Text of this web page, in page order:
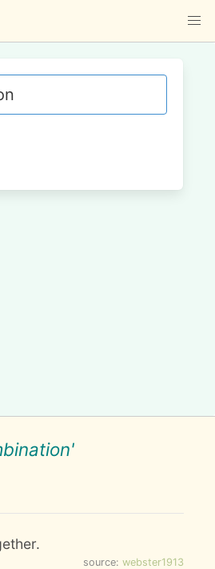
source: webster1913